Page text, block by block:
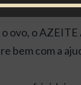
o ovo, o
bem com a